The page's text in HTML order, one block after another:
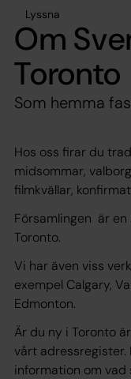
Lyssna
Om
Toronto
Som hemma
Hos oss firar du
midsommar,
filmkvällar,
Församlingen är
Toronto.
Vi har även viss
exempel Calgary,
Edmonton.
Är du ny i Toronto
vårt adressregister.
information om vad